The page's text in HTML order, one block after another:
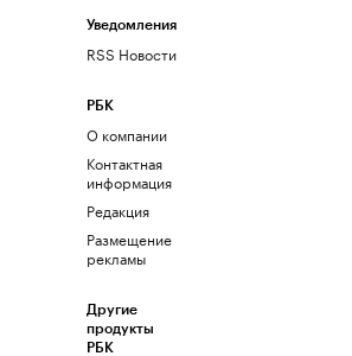
Уведомления
RSS Новости
РБК
О компании
Контактная
информация
Редакция
Размещение
рекламы
Другие
продукты
РБК